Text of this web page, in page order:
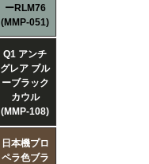
ーRLM76
(MMP-051)
Q1 アンチ
グレア ブル
ーブラック
カウル
(MMP-108)
日本機プロ
ペラ色ブラ